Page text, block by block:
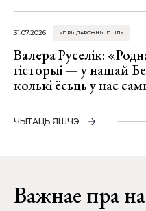
31.07.2026 «ПРЫДАРОЖНЫ ПЫЛ»
Валера Руселік:
гісторыі — у нашай
колькі ёсьць у нас
ЧЫТАЦЬ ЯШЧЭ
Важнае пра